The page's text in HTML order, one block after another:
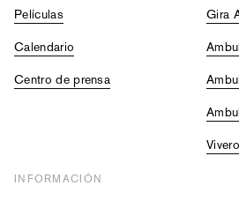
Películas
Calendario
Centro de prensa
Gira
Vivero
INFORMACIÓN